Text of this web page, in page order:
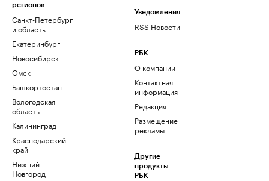
регионов
Санкт-Петербург
и область
Екатеринбург
Новосибирск
Омск
Башкортостан
Вологодская
область
Калининград
Краснодарский
край
Нижний
Новгород
Уведомления
RSS Новости
РБК
О компании
Контактная
информация
Редакция
Размещение
рекламы
Другие
продукты
РБК